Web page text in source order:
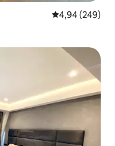
Gemiddelde
4,94 (249)